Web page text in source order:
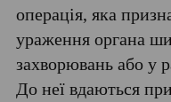
операція, яка
ураження органа
захворювань або у
До неї вдаються